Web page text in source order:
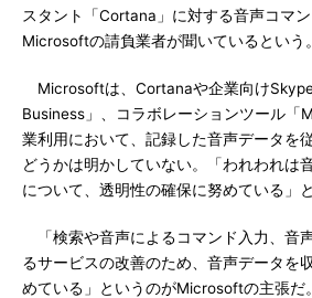
スタント「Cortana」に対する音声コマン
Microsoftの請負業者が聞いているという。
Microsoftは、Cortanaや企業向け
Business」、コラボレーションツール「
業利用において、記録した音声データを
どうかは明かしていない。「われわれは
について、透明性の確保に努めている」
「検索や音声によるコマンド入力、音
るサービスの改善のため、音声データを
めている」というのがMicrosoftの主張だ